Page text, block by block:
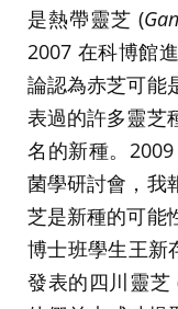
是熱帶靈芝 (
2007 在科博館
論認為赤芝可能
表過的許多靈芝
名的新種。
菌學研討會，我
芝是新種的可能
博士班學生王新
發表的四川靈芝